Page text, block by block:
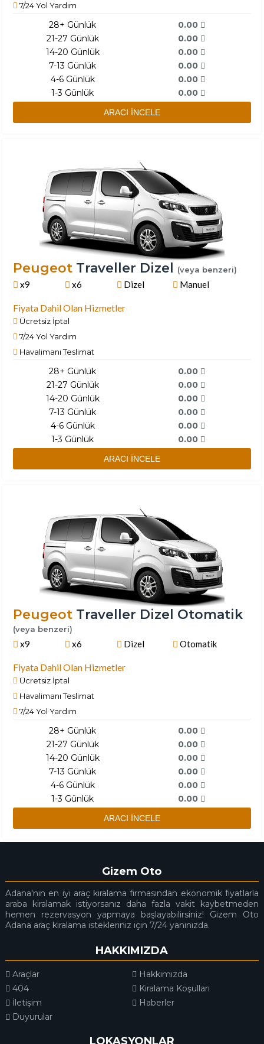
7/24 Yol Yardım
28+ Günlük
21-27 Günlük
14-20 Günlük
7-13 Günlük
4-6 Günlük
1-3 Günlük
0.00
0.00
0.00
0.00
0.00
0.00
ARACI İNCELE
Peugeot Traveller Dizel (veya benzeri)
x9 x6 Dizel Manuel
Fiyata Dahil Olan Hizmetler
Ücretsiz İptal
7/24 Yol Yardım
Havalimanı Teslimat
28+ Günlük
21-27 Günlük
14-20 Günlük
7-13 Günlük
4-6 Günlük
1-3 Günlük
0.00
0.00
0.00
0.00
0.00
0.00
ARACI İNCELE
Peugeot Traveller Dizel Otomatik
(veya benzeri)
x9 x6 Dizel Otomatik
Fiyata Dahil Olan Hizmetler
Ücretsiz İptal
Havalimanı Teslimat
7/24 Yol Yardım
28+ Günlük
21-27 Günlük
14-20 Günlük
7-13 Günlük
4-6 Günlük
1-3 Günlük
0.00
0.00
0.00
0.00
0.00
0.00
ARACI İNCELE
Gizem Oto
Adana'nın en iyi araç kiralama firmasından ekonomik fiyatlarla
araba kiralamak istiyorsanız daha fazla vakit kaybetmeden
hemen rezervasyon yapmaya başlayabilirsiniz! Gizem Oto
Adana araç kiralama istekleriniz için 7/24 yanınızda.
HAKKIMIZDA
Araçlar
Hakkımızda
404
Kiralama Koşulları
İletişim
Haberler
Duyurular
LOKASYONLAR